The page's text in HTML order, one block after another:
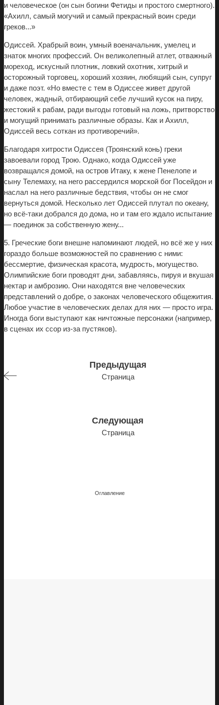
и человеческое (он сын богини Фетиды и простого смертного).
«Ахилл, самый могучий и самый прекрасный воин среди
греков...»
Одиссей. Храбрый воин, умный военачальник, умелец и
знаток многих профессий. Он великолепный атлет, отважный
мореход, искусный плотник, ловкий охотник, хитрый и
осторожный торговец, хороший хозяин, любящий сын, супруг
и даже поэт. «Но вместе с тем в Одиссее живет другой
человек, жадный, отбирающий себе лучший кусок на пиру,
жестокий к рабам, ради выгоды готовый на ложь, притворство
и могущий принимать различные образы. Как и Ахилл,
Одиссей весь соткан из противоречий».
Благодаря хитрости Одиссея (Троянский конь) греки
завоевали город Трою. Однако, когда Одиссей уже
возвращался домой, на остров Итаку, к жене Пенелопе и
сыну Телемаху, на него рассердился морской бог Посейдон и
наслал на него различные бедствия, чтобы он не смог
вернуться домой. Несколько лет Одиссей плутал по океану,
но всё-таки добрался до дома, но и там его ждало испытание
— поединок за собственную жену...
5. Греческие боги внешне напоминают людей, но всё же у них
гораздо больше возможностей по сравнению с ними:
бессмертие, физическая красота, мудрость, могущество.
Олимпийские боги проводят дни, забавляясь, пируя и вкушая
нектар и амброзию. Они находятся вне человеческих
представлений о добре, о законах человеческого общежития.
Любое участие в человеческих делах для них — просто игра.
Иногда боги выступают как ничтожные персонажи (например,
в сценах их ссор из-за пустяков).
Предыдущая
Страница
Следующая
Страница
Оглавление